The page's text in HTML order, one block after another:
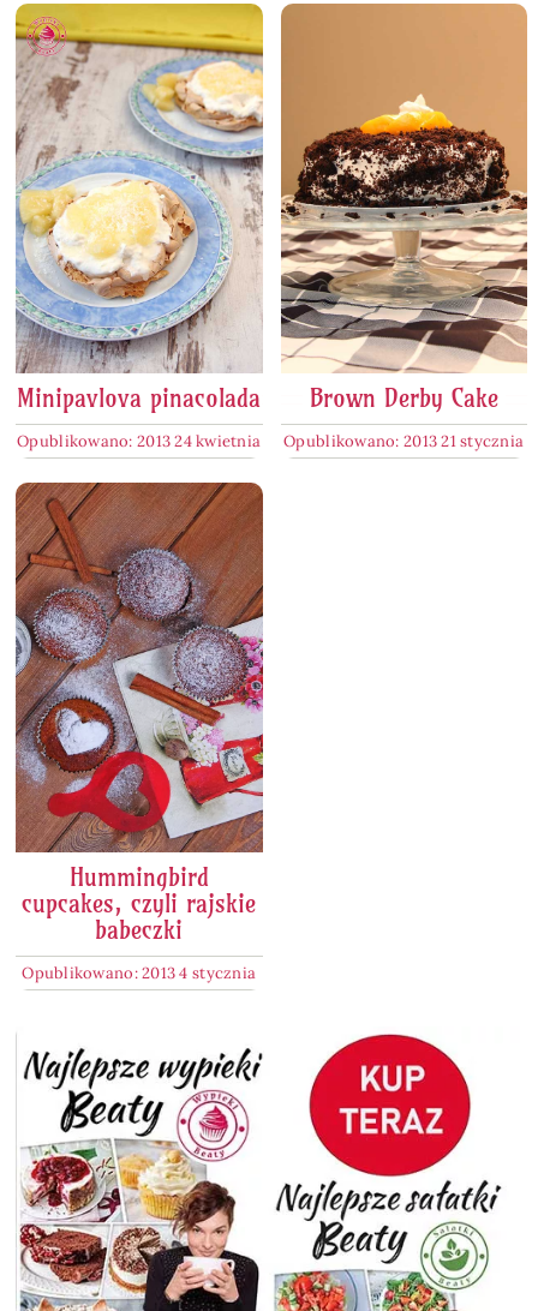
Minipavlova pinacolada
Opublikowano: 2013 24 kwietnia
Brown Derby Cake
Opublikowano: 2013 21 stycznia
Hummingbird
cupcakes, czyli rajskie
babeczki
Opublikowano: 2013 4 stycznia